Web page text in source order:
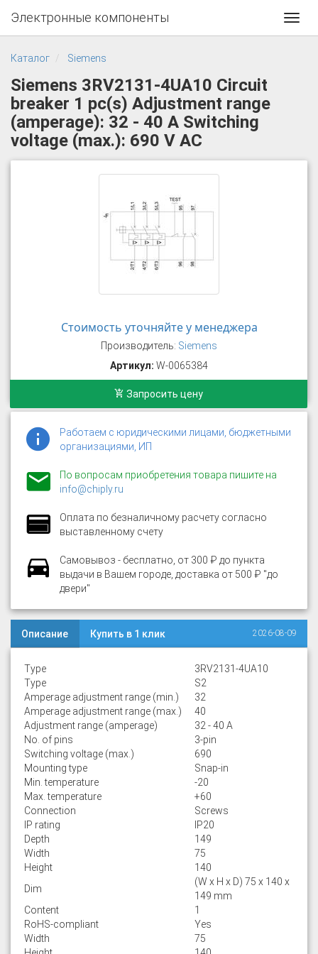
Электронные компоненты
Каталог Siemens
Siemens 3RV2131-4UA10 Circuit
breaker 1 pc(s) Adjustment range
(amperage): 32 - 40 A Switching
voltage (max.): 690 V AC
Стоимость уточняйте у менеджера
Производитель: Siemens
Артикул: W-0065384
Запросить цену
Работаем с юридическими лицами, бюджетными
организациями, ИП
По вопросам приобретения товара пишите на
info@chiply.ru
Оплата по безналичному расчету согласно
выставленному счету
Самовывоз - бесплатно, от 300 ₽ до пункта
выдачи в Вашем городе, доставка от 500 ₽ "до
двери"
Описание Купить в 1 клик 2026-08-09
Type
3RV2131-4UA10
Type
S2
Amperage adjustment range (min.)
32
Amperage adjustment range (max.)
40
Adjustment range (amperage)
32 - 40 A
No. of pins
3-pin
Switching voltage (max.)
690
Mounting type
Snap-in
Min. temperature
-20
Max. temperature
+60
Connection
Screws
IP rating
IP20
Depth
149
Width
75
Height
140
Dim
(W x H x D) 75 x 140 x
149 mm
Content
1
RoHS-compliant
Yes
Width
75